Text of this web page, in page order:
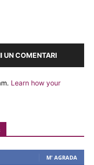
UN COMENTARI
Learn how your
M' AGRADA